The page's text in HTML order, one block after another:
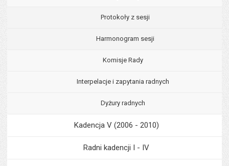
Protokoły z sesji
Harmonogram sesji
Komisje Rady
Interpelacje i zapytania radnych
Dyżury radnych
Kadencja V (2006 - 2010)
Radni kadencji I - IV